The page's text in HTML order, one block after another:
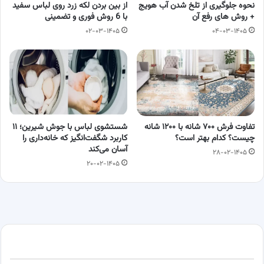
نحوه جلوگیری از تلخ شدن آب هویج
+ روش های رفع آن
۰۴-۰۳-۱۴۰۵
از بین بردن لکه زرد روی لباس سفید
با 6 روش فوری و تضمینی
۰۲-۰۳-۱۴۰۵
تفاوت فرش ۷۰۰ شانه با ۱۲۰۰ شانه
چیست؟ کدام بهتر است؟
۲۸-۰۲-۱۴۰۵
شستشوی لباس با جوش شیرین؛ ۱۱
کاربرد شگفت‌انگیز که خانه‌داری را
آسان می‌کند
۲۰-۰۲-۱۴۰۵